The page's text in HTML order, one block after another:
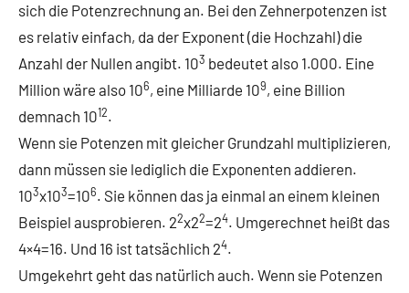
sich die Potenzrechnung an. Bei den Zehnerpotenzen ist
es relativ einfach, da der Exponent (die Hochzahl) die
Anzahl der Nullen angibt. 103 bedeutet also 1.000. Eine
Million wäre also 106, eine Milliarde 109, eine Billion
demnach 1012.
Wenn sie Potenzen mit gleicher Grundzahl multiplizieren,
dann müssen sie lediglich die Exponenten addieren.
103x103=106. Sie können das ja einmal an einem kleinen
Beispiel ausprobieren. 22x22=24. Umgerechnet heißt das
4×4=16. Und 16 ist tatsächlich 24.
Umgekehrt geht das natürlich auch. Wenn sie Potenzen